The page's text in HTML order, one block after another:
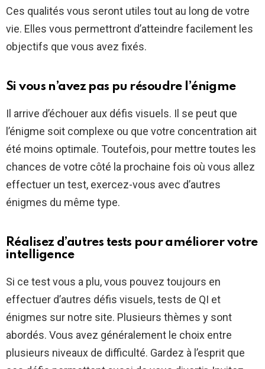
Ces qualités vous seront utiles tout au long de votre
vie. Elles vous permettront d’atteindre facilement les
objectifs que vous avez fixés.
Si vous n’avez pas pu résoudre l’énigme
Il arrive d’échouer aux défis visuels. Il se peut que
l’énigme soit complexe ou que votre concentration ait
été moins optimale. Toutefois, pour mettre toutes les
chances de votre côté la prochaine fois où vous allez
effectuer un test, exercez-vous avec d’autres
énigmes du même type.
Réalisez d’autres tests pour améliorer votre
intelligence
Si ce test vous a plu, vous pouvez toujours en
effectuer d’autres défis visuels, tests de QI et
énigmes sur notre site. Plusieurs thèmes y sont
abordés. Vous avez généralement le choix entre
plusieurs niveaux de difficulté. Gardez à l’esprit que